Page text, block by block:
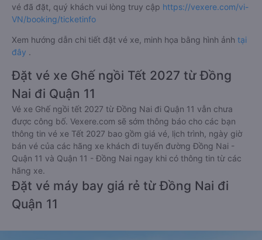
vé đã đặt, quý khách vui lòng truy cập https://vexere.com/vi-
VN/booking/ticketinfo
Xem hướng dẫn chi tiết đặt vé xe, minh họa bằng hình ảnh tại
đây .
Đặt vé xe Ghế ngồi Tết 2027 từ Đồng
Nai đi Quận 11
Vé xe Ghế ngồi tết 2027 từ Đồng Nai đi Quận 11 vẫn chưa
được công bố. Vexere.com sẽ sớm thông báo cho các bạn
thông tin vé xe Tết 2027 bao gồm giá vé, lịch trình, ngày giờ
bán vé của các hãng xe khách đi tuyến đường Đồng Nai -
Quận 11 và Quận 11 - Đồng Nai ngay khi có thông tin từ các
hãng xe.
Đặt vé máy bay giá rẻ từ Đồng Nai đi
Quận 11